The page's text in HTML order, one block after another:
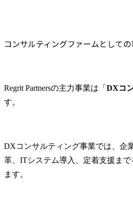
コンサルティングファームとして
Regrit Partnersの主力事業は「 DXコ
す。
DXコンサルティング事業では、企
革、ITシステム導入、定着支援ま
ます。